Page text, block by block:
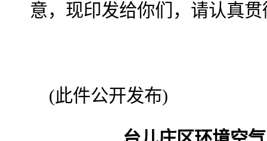
意，现印发给你们，请认真
(此件公开发布)